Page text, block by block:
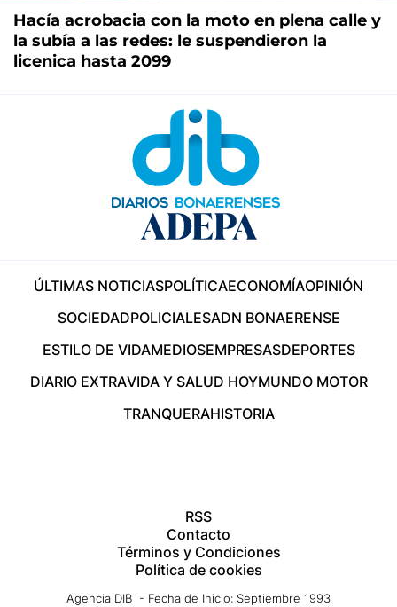
Hacía acrobacia con la moto en plena calle y
la subía a las redes: le suspendieron la
licenica hasta 2099
ÚLTIMAS NOTICIASPOLÍTICAECONOMÍAOPINIÓN
SOCIEDADPOLICIALESADN BONAERENSE
ESTILO DE VIDAMEDIOSEMPRESASDEPORTES
DIARIO EXTRAVIDA Y SALUD HOYMUNDO MOTOR
TRANQUERAHISTORIA
RSS
Contacto
Términos y Condiciones
Política de cookies
Agencia DIB - Fecha de Inicio: Septiembre 1993